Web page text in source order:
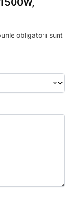
obligatorii sunt